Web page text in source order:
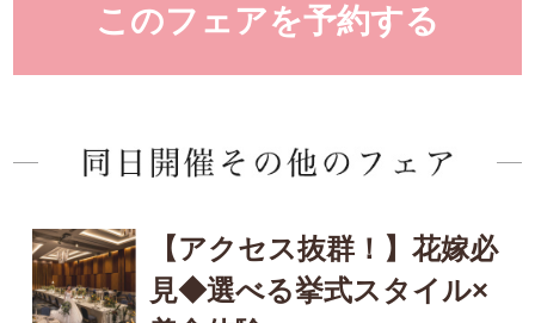
このフェアを予約する
【アクセス抜群！】花嫁必
見◆選べる挙式スタイル×